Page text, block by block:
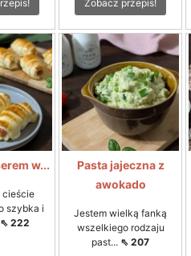
Zobacz przepis!
w...
cieście
szybka i
⇖ 222
Pasta jajeczna z
awokado
Jestem wielką fanką
wszelkiego rodzaju
past... ⇖ 207